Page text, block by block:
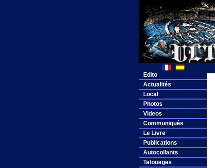
Edito
Actualités
Local
Photos
Videos
Communiqués
Le Livre
Publications
Autocollants
Tatouages